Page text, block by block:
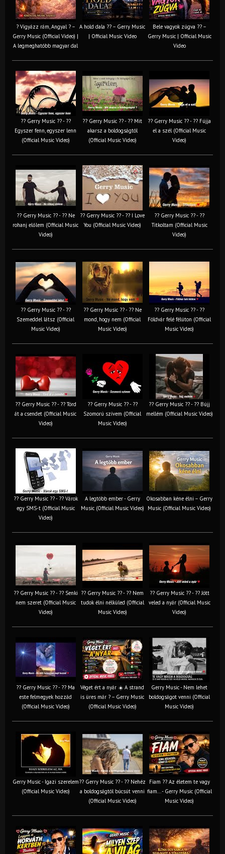
? Vigyázz rám, Angyal ? –
Gerry Music (Official Video) |
A legmeghatóbb magyar dal
A hold dala ?? – Gerry Music
| Official Music Video
Bele vagyok zúgva ?? –
Gerry Music | Official Music
Video
?? Gerry Music ?? - ??
Egyszer fenn, egyszer lenn
(Official Music Video)
?? Gerry Music ?? - ?? Mit
akarsz a boldogságtól
(Official Music Video)
?? Gerry Music ?? - ?? Fújja
el a szél (Official Music
Video)
?? Gerry Music ?? - ?? Ne
rohanj előlem (Official Music
Video)
?? Gerry Music ?? - ?? I Love
You (Official Music Video)
?? Gerry Music ?? - ??
Titkoltam (Official Music
Video)
?? Gerry Music ?? - ??
Szemeddel látsz (Official
Music Video)
?? Gerry Music ?? - ?? Ne
mond, hogy nem (Official
Music Video)
?? Gerry Music ?? - ??
Földvár felé félúton (Official
Music Video)
?? Gerry Music ?? - ?? Törd
át a csendet (Official Music
Video)
?? Gerry Music ?? - ??
Szomorú szívem (Official
Music Video)
?? Gerry Music ?? - ?? Bújj
mellém (Official Music Video)
?? Gerry Music ?? - ?? Várok
egy SMS-t (Official Music
Video)
A legtöbb ember - Gerry
Music (Official Music Video)
Okosabban kéne élni – Gerry
Music (Official Music Video)
?? Gerry Music ?? - ?? Senki
nem szeret (Official Music
Video)
?? Gerry Music ?? - ?? Nem
tudok élni nélküled (Official
Music Video)
?? Gerry Music ?? - ?? Jött
veled a nyár (Official Music
Video)
?? Gerry Music ?? - ?? Ma
este felmegyek hozzád
(Official Music Video)
Véget ért a nyár ☀️ A strand
is üres már ? – Gerry Music
(Official Music Video)
Gerry Music - Nem lehet
boldogságot venni (Official
Music Video)
Gerry Music - Igazi szerelem
(Official Music Video)
?? Gerry Music ?? - ?? Nehéz
a boldogságtól búcsút venni
(Official Music Video)
Fiam ?‍? Az életem te vagy
fiam... - Gerry Music (Official
Music Video)